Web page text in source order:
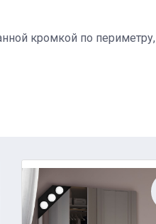
кромкой по периметру,